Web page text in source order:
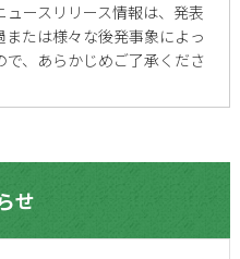
ースリリース情報は、発表
たは様々な後発事象によっ
、あらかじめご了承くださ
せ